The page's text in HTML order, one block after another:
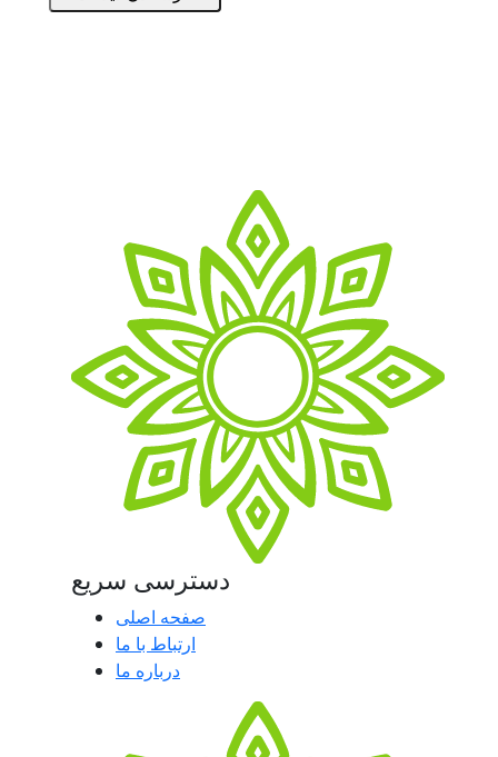
دسترسی سریع
صفحه اصلی
ارتباط با ما
درباره ما